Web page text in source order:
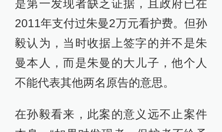
是第一发现者缺乏证据，且政府已在
2011年支付过朱曼2万元看护费。但孙
毅认为，当时收据上签字的并不是朱
曼本人，而是朱曼的大儿子，他个人
不能代表其他两名原告的意思。
在孙毅看来，此案的意义远不止案件